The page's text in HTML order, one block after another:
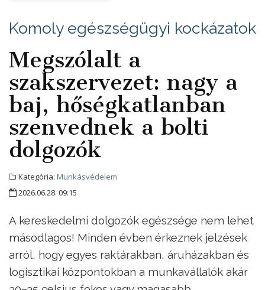
Komoly egészségügyi kockázatok
Megszólalt a
szakszervezet: nagy a
baj, hőségkatlanban
szenvednek a bolti
dolgozók
Kategória: Munkásvédelem
2026.06.28. 09:15
A kereskedelmi dolgozók egészsége nem lehet
másodlagos! Minden évben érkeznek jelzések
arról, hogy egyes raktárakban, áruházakban és
logisztikai központokban a munkavállalók akár